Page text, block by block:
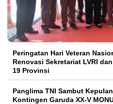
Peringatan Hari Veteran
Renovasi Sekretariat LVRI
19 Provinsi
Panglima TNI Sambut
Kontingen Garuda XX-V